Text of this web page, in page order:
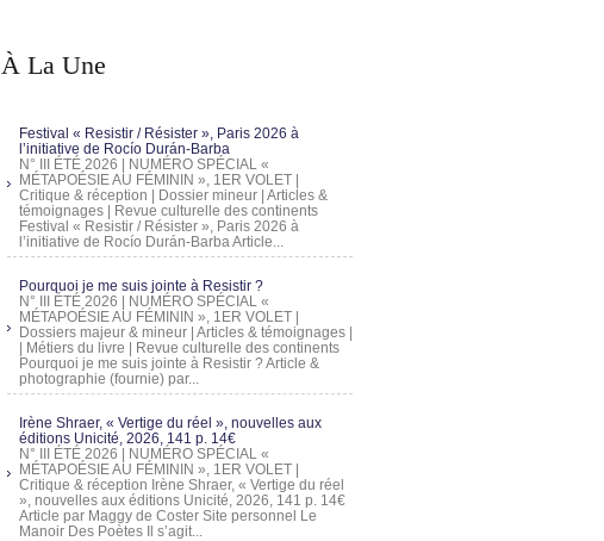
À La Une
Festival « Resistir / Résister », Paris 2026 à
l’initiative de Rocío Durán-Barba
N° III ÉTÉ 2026 | NUMÉRO SPÉCIAL «
MÉTAPOÉSIE AU FÉMININ », 1ER VOLET |
Critique & réception | Dossier mineur | Articles &
témoignages | Revue culturelle des continents
Festival « Resistir / Résister », Paris 2026 à
l’initiative de Rocío Durán-Barba Article...
Pourquoi je me suis jointe à Resistir ?
N° III ÉTÉ 2026 | NUMÉRO SPÉCIAL «
MÉTAPOÉSIE AU FÉMININ », 1ER VOLET |
Dossiers majeur & mineur | Articles & témoignages |
| Métiers du livre | Revue culturelle des continents
Pourquoi je me suis jointe à Resistir ? Article &
photographie (fournie) par...
Irène Shraer, « Vertige du réel », nouvelles aux
éditions Unicité, 2026, 141 p. 14€
N° III ÉTÉ 2026 | NUMÉRO SPÉCIAL «
MÉTAPOÉSIE AU FÉMININ », 1ER VOLET |
Critique & réception Irène Shraer, « Vertige du réel
», nouvelles aux éditions Unicité, 2026, 141 p. 14€
Article par Maggy de Coster Site personnel Le
Manoir Des Poètes Il s’agit...